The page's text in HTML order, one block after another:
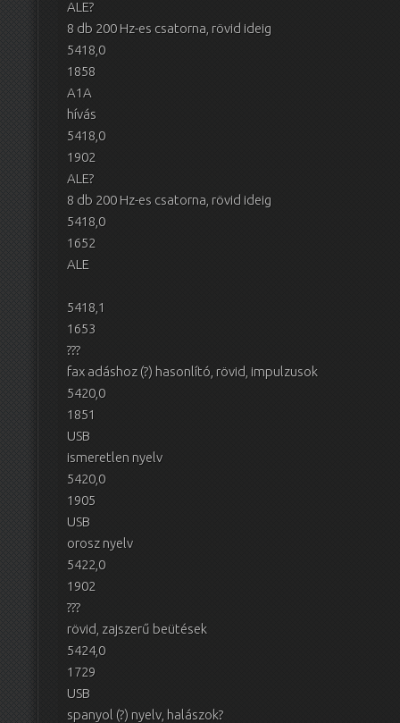
ALE?
8 db 200 Hz-es csatorna, rövid ideig
5418,0
1858
A1A
hívás
5418,0
1902
ALE?
8 db 200 Hz-es csatorna, rövid ideig
5418,0
1652
ALE
5418,1
1653
???
fax adáshoz (?) hasonlító, rövid, impulzusok
5420,0
1851
USB
ismeretlen nyelv
5420,0
1905
USB
orosz nyelv
5422,0
1902
???
rövid, zajszerű beütések
5424,0
1729
USB
spanyol (?) nyelv, halászok?